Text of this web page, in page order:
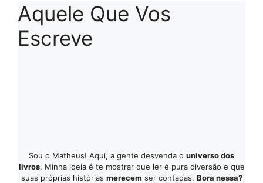
Aquele Que Vos
Escreve
Sou o Matheus! Aqui, a gente desvenda o universo dos
livros. Minha ideia é te mostrar que ler é pura diversão e que
suas próprias histórias merecem ser contadas. Bora nessa?